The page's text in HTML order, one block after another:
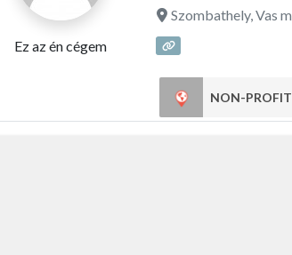
Ez az én cégem
Szombathely,Vas
NON-PROFIT